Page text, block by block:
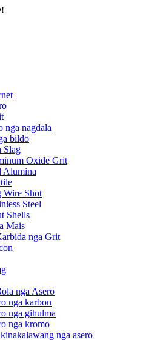
nga nagdala
bildo
Slag
Oxide Grit
Alumina
Wire Shot
Steel
Shells
Mais
nga Grit
nga Asero
nga karbon
nga gihulma
nga kromo
nga asero